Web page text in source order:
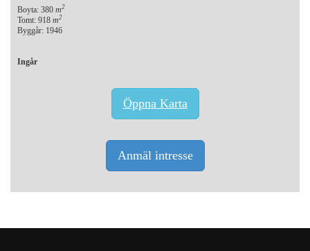
Boyta: 380 m 2
Tomt: 918 m 2
Byggår: 1946
Ingår
Öppna Karta
Anmäl intresse